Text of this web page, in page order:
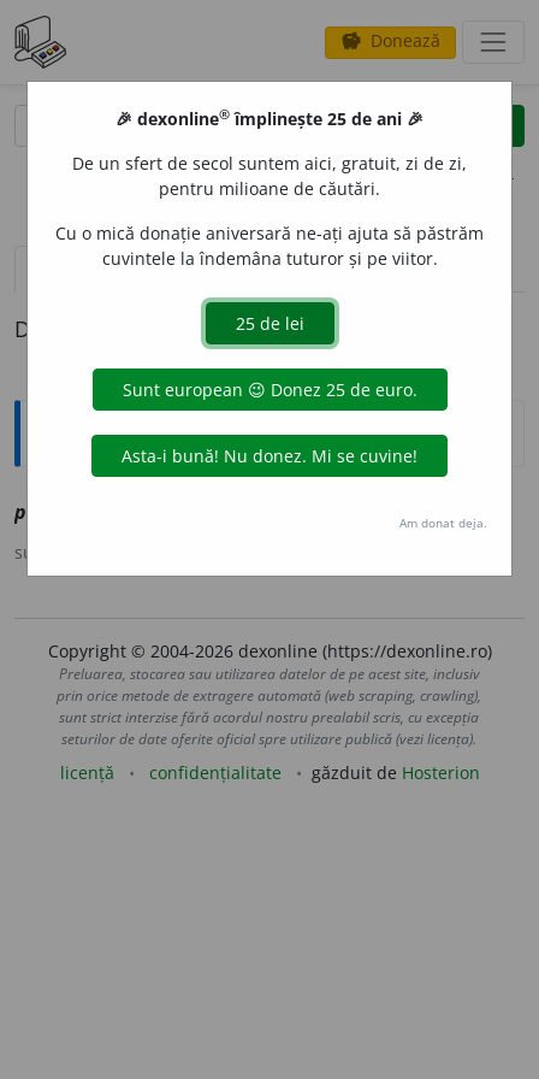
savings Donează
clear
opțiuni
definiții (1)
Definiția cu ID-ul 1206902:
Explicative DEX
prolung
sursa:
Copyright © 2004-2026 dexonline (https://dexonline.ro)
Preluarea, stocarea sau utilizarea datelor de pe acest site, inclusiv
prin orice metode de extragere automată (web scraping, crawling),
sunt strict interzise fără acordul nostru prealabil scris, cu excepția
seturilor de date oferite oficial spre utilizare publică (vezi licența).
licență confidențialitate găzduit de Hosterion
🎉 dexonline® împlinește 25 de ani 🎉
De un sfert de secol suntem aici, gratuit, zi de zi,
pentru milioane de căutări.
Cu o mică donație aniversară ne-ați ajuta să păstrăm
cuvintele la îndemâna tuturor și pe viitor.
Am donat deja.